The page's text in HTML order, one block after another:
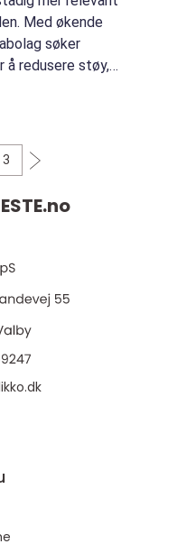
Med økende
søker
å redusere støy,
3
no